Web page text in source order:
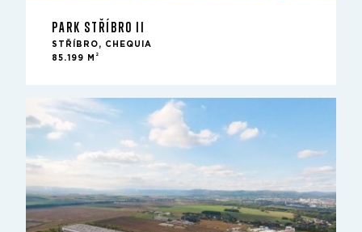
PARK STŘÍBRO II
STŘÍBRO, CHEQUIA
85.199 M
2